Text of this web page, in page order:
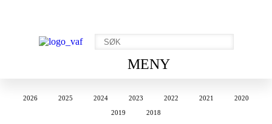
MENY
2026 2025 2024 2023 2022 2021
2020
2019
2018